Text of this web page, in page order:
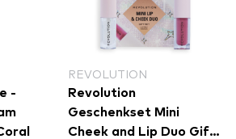
-
REVOLUTION
Revolution
Geschenkset Mini
Cheek and Lip Duo Gift